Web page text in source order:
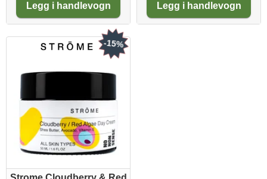
Legg i handlevogn Legg i handlevogn
-15%